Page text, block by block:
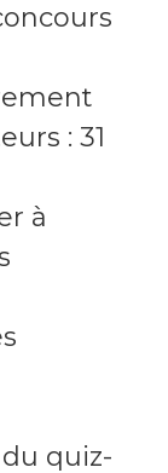
: 31
à
quiz-